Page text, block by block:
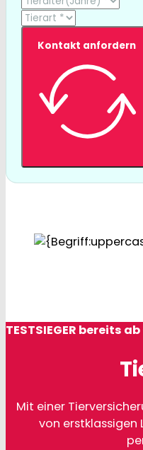
Kontakt anfordern
TESTSIEGER bereits
Mit einer
von erstklassigen